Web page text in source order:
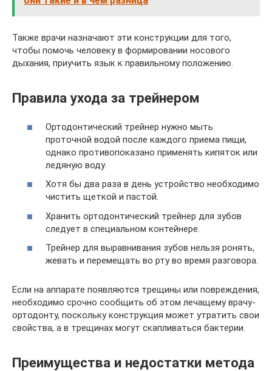
Также врачи назначают эти конструкции для того,
чтобы помочь человеку в формировании носового
дыхания, приучить язык к правильному положению.
Правила ухода за трейнером
Ортодонтический трейнер нужно мыть
проточной водой после каждого приема пищи,
однако противопоказано применять кипяток или
ледяную воду.
Хотя бы два раза в день устройство необходимо
чистить щеткой и пастой.
Хранить ортодонтический трейнер для зубов
следует в специальном контейнере.
Трейнер для выравнивания зубов нельзя ронять,
жевать и перемещать во рту во время разговора.
Если на аппарате появляются трещины или повреждения,
необходимо срочно сообщить об этом лечащему врачу-
ортодонту, поскольку конструкция может утратить свои
свойства, а в трещинах могут скапливаться бактерии.
Преимущества и недостатки метода